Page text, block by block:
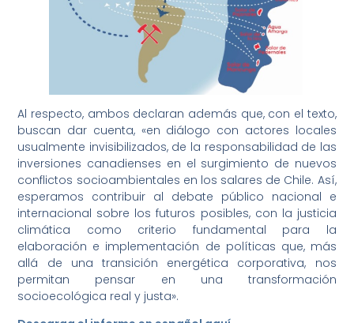
Al respecto, ambos declaran además que, con el texto,
buscan dar cuenta, «en diálogo con actores locales
usualmente invisibilizados, de la responsabilidad de las
inversiones canadienses en el surgimiento de nuevos
conflictos socioambientales en los salares de Chile. Así,
esperamos contribuir al debate público nacional e
internacional sobre los futuros posibles, con la justicia
climática como criterio fundamental para la
elaboración e implementación de políticas que, más
allá de una transición energética corporativa, nos
permitan pensar en una transformación
socioecológica real y justa».